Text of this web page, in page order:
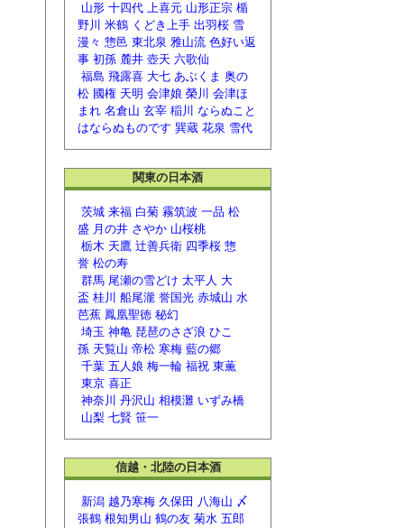
山形 十四代 上喜元 山形正宗 楯
野川 米鶴 くどき上手 出羽桜 雪
漫々 惣邑 東北泉 雅山流 色好い返
事 初孫 麓井 壺天 六歌仙
福島 飛露喜 大七 あぶくま 奥の
松 國権 天明 会津娘 榮川 会津ほ
まれ 名倉山 玄宰 稲川 ならぬこと
はならぬものです 巽蔵 花泉 雪代
関東の日本酒
茨城 来福 白菊 霧筑波 一品 松
盛 月の井 さやか 山桜桃
栃木 天鷹 辻善兵衛 四季桜 惣
誉 松の寿
群馬 尾瀬の雪どけ 太平人 大
盃 桂川 船尾瀧 誉国光 赤城山 水
芭蕉 鳳凰聖徳 秘幻
埼玉 神亀 琵琶のさざ浪 ひこ
孫 天覧山 帝松 寒梅 藍の郷
千葉 五人娘 梅一輪 福祝 東薫
東京 喜正
神奈川 丹沢山 相模灘 いずみ橋
山梨 七賢 笹一
信越・北陸の日本酒
新潟 越乃寒梅 久保田 八海山 〆
張鶴 根知男山 鶴の友 菊水 五郎